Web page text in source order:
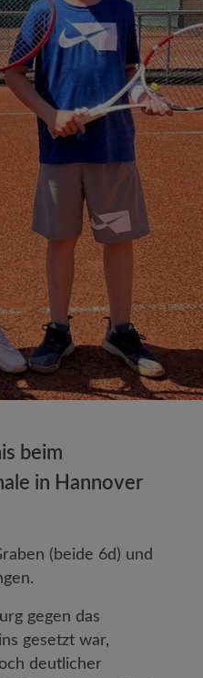
beim
in Hannover
(beide 6d) und
gegen das
gesetzt war,
deutlicher